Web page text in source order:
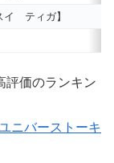
ティガ】
評価のランキン
ニバーストーキ